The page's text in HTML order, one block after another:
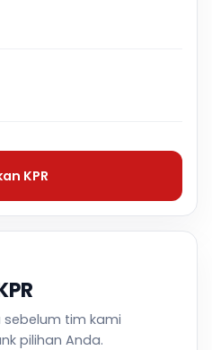
tim kami
pilihan Anda.
KPR